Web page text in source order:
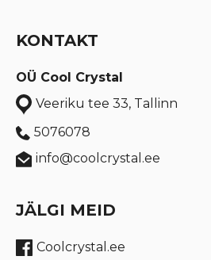
KONTAKT
OÜ Cool Crystal
Veeriku tee 33, Tallinn
5076078
info@coolcrystal.ee
JÄLGI MEID
Coolcrystal.ee